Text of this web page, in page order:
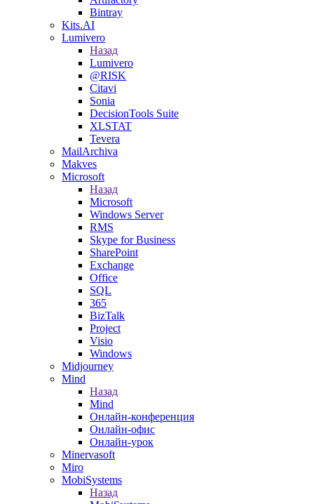
Bintray
Kits.AI
Lumivero
Назад
Lumivero
@RISK
Citavi
Sonia
DecisionTools Suite
XLSTAT
Tevera
MailArchiva
Makves
Microsoft
Назад
Microsoft
Windows Server
RMS
Skype for Business
SharePoint
Exchange
Office
SQL
365
BizTalk
Project
Visio
Windows
Midjourney
Mind
Назад
Mind
Онлайн-конференция
Онлайн-офис
Онлайн-урок
Minervasoft
Miro
MobiSystems
Назад